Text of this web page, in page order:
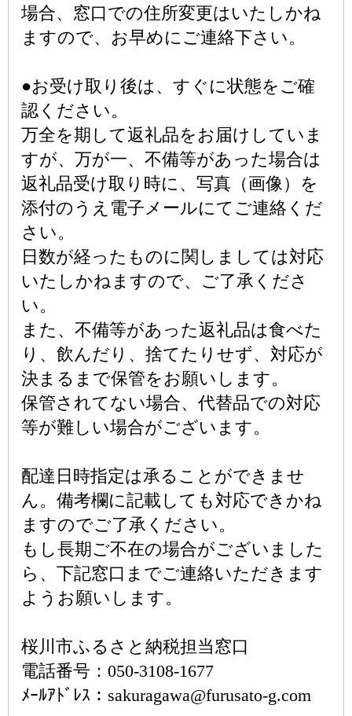
場合、窓口での住所変更はいたしかね
ますので、お早めにご連絡下さい。
●お受け取り後は、すぐに状態をご確
認ください。
万全を期して返礼品をお届けしていま
すが、万が一、不備等があった場合は
返礼品受け取り時に、写真（画像）を
添付のうえ電子メールにてご連絡くだ
さい。
日数が経ったものに関しましては対応
いたしかねますので、ご了承くださ
い。
また、不備等があった返礼品は食べた
り、飲んだり、捨てたりせず、対応が
決まるまで保管をお願いします。
保管されてない場合、代替品での対応
等が難しい場合がございます。
配達日時指定は承ることができませ
ん。備考欄に記載しても対応できかね
ますのでご了承ください。
もし長期ご不在の場合がございました
ら、下記窓口までご連絡いただきます
ようお願いします。
桜川市ふるさと納税担当窓口
電話番号：050-3108-1677
ﾒｰﾙｱﾄﾞﾚｽ：sakuragawa@furusato-g.com